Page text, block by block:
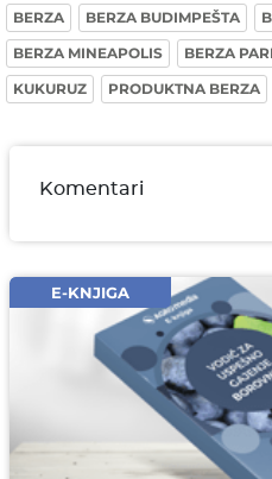
BERZA BERZA BUDIMPEŠTA
BERZA MINEAPOLIS
BERZA
KUKURUZ
PRODUKTNA BERZA
Komentari
Email* obavezno
Komentar* obavezno
E-KNJIGA